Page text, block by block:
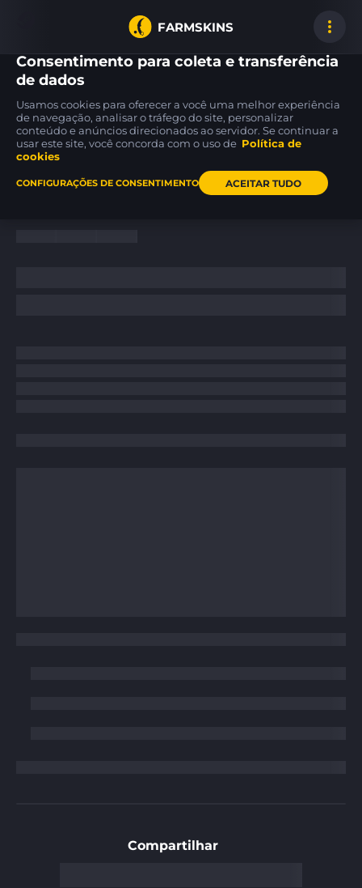
FARMSKINS
22
Glock-18
Umbral Rabbit WW 75
Glock-18
Block-18 FT
P250
Re.built
Inicio
Compartilhar
Consentimento para coleta e transferência
de dados
Usamos cookies para oferecer a você uma melhor experiência
de navegação, analisar o tráfego do site, personalizar
conteúdo e anúncios direcionados ao servidor. Se continuar a
usar este site, você concorda com o uso de Política de
cookies
CONFIGURAÇÕES DE CONSENTIMENTO ACEITAR TUDO